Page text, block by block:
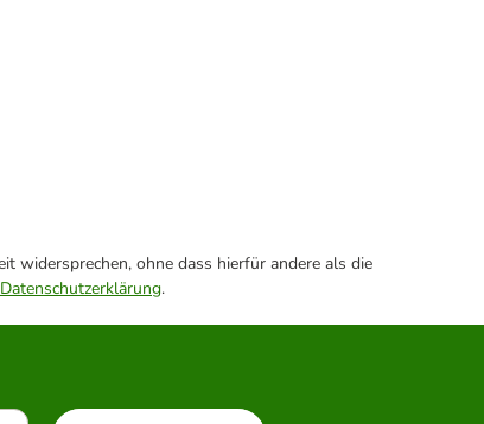
widersprechen, ohne dass hierfür andere als die
Datenschutzerklärung.